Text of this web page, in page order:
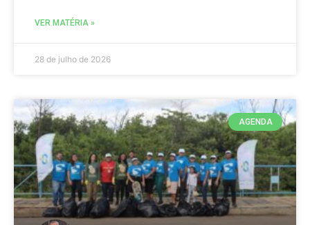
VER MATÉRIA »
28 de julho de 2026
AGENDA